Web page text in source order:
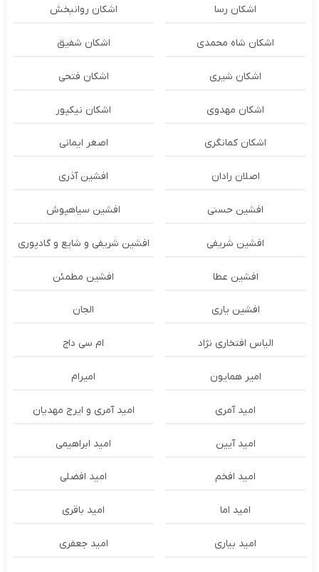
اشکان رسا اشکان روانبخش
اشکان شاه محمدی اشکان شفیق
اشکان شیری اشکان فتحی
اشکان مهدوی اشکان نیکپور
اشکان‌ کمانگری اصغر ایمانی
اصلان رادان افشین آذری
افشین حسنی افشین سیاهپوش
افشین شریفی افشین شریفی و شایع و گادپوری
افشین عطا افشین مطمئن
افشین یاری الجان
الیاس افتخاری نژاد ام سی داج
امير همايون اميرام
امید آمری امید آمری و ایرج مهدیان
امید آیین امید ابراهیمی
امید افخم امید افضلی
امید اما امید باقری
امید بیاری امید جعفری